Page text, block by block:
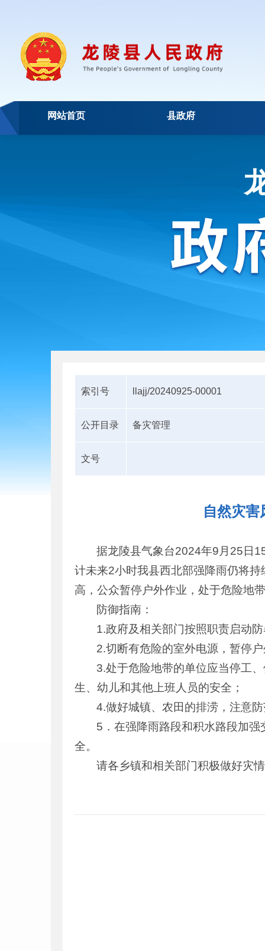
网站首页 县政府
索引号 llajj/20240925-00001
公开目录 备灾管理
文号
自然灾
据龙陵县气象台2024年9月25日
计未来2小时我县西北部强降雨仍将
高，公众暂停户外作业，处于危险地
防御指南：
1.政府及相关部门按照职责启动
2.切断有危险的室外电源，暂停
3.处于危险地带的单位应当停工
生、幼儿和其他上班人员的安全；
4.做好城镇、农田的排涝，注意
5．在强降雨路段和积水路段加
全。
请各乡镇和相关部门积极做好灾